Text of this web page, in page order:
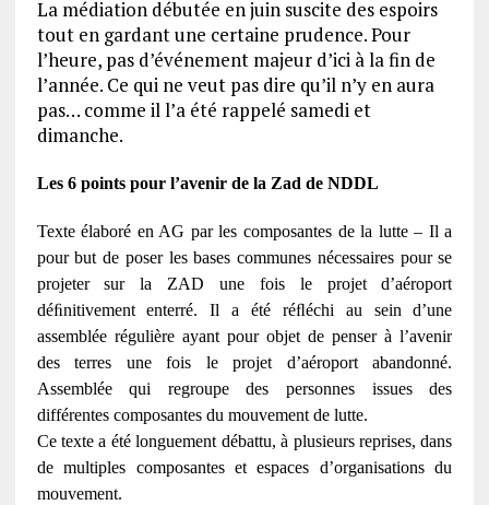
La médiation débutée en juin suscite des espoirs
tout en gardant une certaine prudence. Pour
l’heure, pas d’événement majeur d’ici à la fin de
l’année. Ce qui ne veut pas dire qu’il n’y en aura
pas… comme il l’a été rappelé samedi et
dimanche.
Les 6 points pour l’avenir de la Zad de NDDL
Texte élaboré en AG par les composantes de la lutte – Il a
pour but de poser les bases communes nécessaires pour se
projeter sur la ZAD une fois le projet d’aéroport
déﬁnitivement enterré. Il a été réﬂéchi au sein d’une
assemblée régulière ayant pour objet de penser à l’avenir
des terres une fois le projet d’aéroport abandonné.
Assemblée qui regroupe des personnes issues des
différentes composantes du mouvement de lutte.
Ce texte a été longuement débattu, à plusieurs reprises, dans
de multiples composantes et espaces d’organisations du
mouvement.